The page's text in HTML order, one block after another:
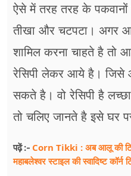
ब्‍यूटी
जॉब्स
शिक्षा
अन्य खबरें
ऐसे में तरह तरह के
तीखा और चटपटा। अगर
शामिल करना चाहते है
रेसिपी लेकर आये है। जिसे
सकते है। वो रेसिपी है
तो चलिए जानते है इसे घर
पढ़ें :- Corn Tikki : अब आलू की
महाबलेश्वर स्टाइल की स्वादिष्ट कॉर्न